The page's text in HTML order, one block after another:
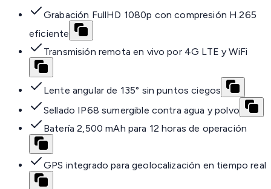
Grabación FullHD 1080p con compresión H.265
eficiente
Transmisión remota en vivo por 4G LTE y WiFi
Lente angular de 135° sin puntos ciegos
Sellado IP68 sumergible contra agua y polvo
Batería 2,500 mAh para 12 horas de operación
GPS integrado para geolocalización en tiempo real